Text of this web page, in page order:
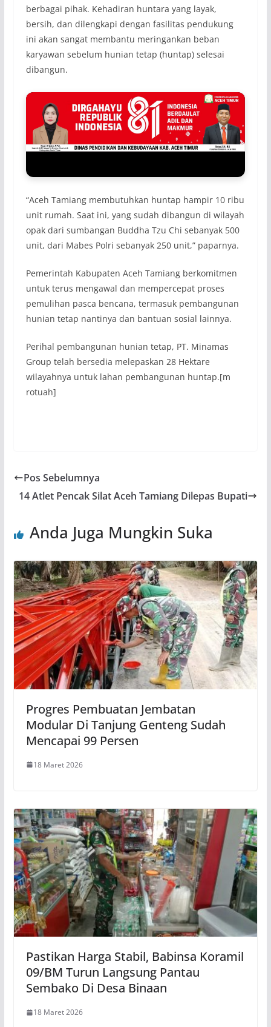
berbagai pihak. Kehadiran huntara yang layak,
bersih, dan dilengkapi dengan fasilitas pendukung
ini akan sangat membantu meringankan beban
karyawan sebelum hunian tetap (huntap) selesai
dibangun.
“Aceh Tamiang membutuhkan huntap hampir 10 ribu
unit rumah. Saat ini, yang sudah dibangun di wilayah
opak dari sumbangan Buddha Tzu Chi sebanyak 500
unit, dari Mabes Polri sebanyak 250 unit,” paparnya.
Pemerintah Kabupaten Aceh Tamiang berkomitmen
untuk terus mengawal dan mempercepat proses
pemulihan pasca bencana, termasuk pembangunan
hunian tetap nantinya dan bantuan sosial lainnya.
Perihal pembangunan hunian tetap, PT. Minamas
Group telah bersedia melepaskan 28 Hektare
wilayahnya untuk lahan pembangunan huntap.[m
rotuah]
Pos Sebelumnya
14 Atlet Pencak Silat Aceh Tamiang Dilepas Bupati
Anda Juga Mungkin Suka
Progres Pembuatan Jembatan
Modular Di Tanjung Genteng Sudah
Mencapai 99 Persen
18 Maret 2026
Pastikan Harga Stabil, Babinsa Koramil
09/BM Turun Langsung Pantau
Sembako Di Desa Binaan
18 Maret 2026